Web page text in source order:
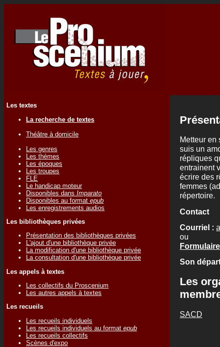
Les textes
La recherche de textes
Théâtre à domicile
Les genres
Les thèmes
Les époques
Les troupes
FLE
Le handicap moteur
Disponibles dans Imparato
Disponibles au format epub
Les enregistrements audios
Les bibliothèques privées
Présentation des bibliothèques privées
L'ajout d'une bibliothèque privée
La modification d'une bibliothèque privée
La consultation d'une bibliothèque privée
Les appels à textes
Les collectifs du Proscenium
Les autres appels à textes
Les recueils
Les recueils individuels
Les recueils individuels au format epub
Les recueils collectifs
Scènes d'expo
Metteur en
suis un
répliques
entrainent
écrire des
femmes
répertoire.
Contact
Courriel :
ou
Son
Les
SACD